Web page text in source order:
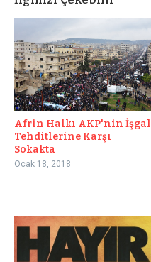
Afrin Halkı AKP'nin İşgal
Tehditlerine Karşı
Sokakta
Ocak 18, 2018